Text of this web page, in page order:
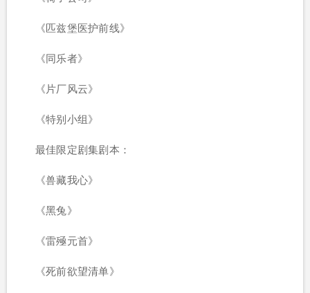
《匹兹堡医护前线》
《同乐者》
《片厂风云》
《特别小组》
最佳限定剧集剧本：
《兽藏我心》
《黑兔》
《雷殛元首》
《死前欲望清单》